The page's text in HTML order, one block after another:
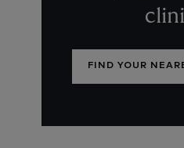
FIND YOUR